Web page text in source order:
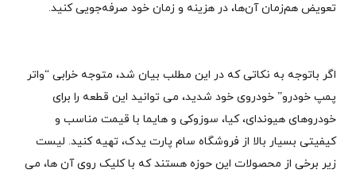
تعویض هم‌زمان آن‌ها، در هزینه و زمان خود صرفه‌جویی کنید.
اگر باتوجه به نکاتی که در این مطلب بیان شد، متوجه خرابی “واتر
پمپ خودرو” خودروی خود شدید، می توانید این قطعه را برای
خودروهای هیوندای، کیا، سوزوکی و هایما با قیمت مناسب و
کیفیتی بسیار بالا از فروشگاه سام پارت یدک، تهیه کنید. لیست
زیر برخی از محصولات این حوزه هستند که با کلیک روی آن ها، می